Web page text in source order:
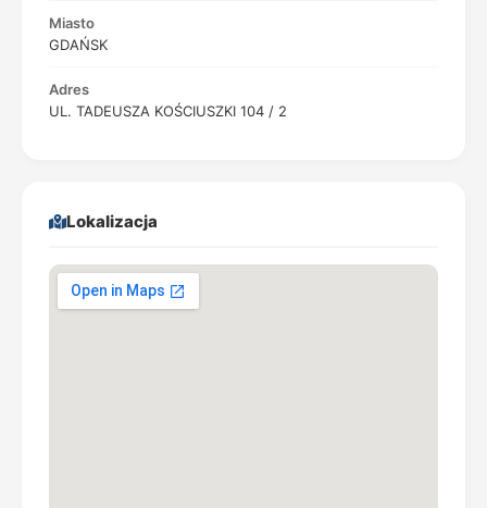
Miasto
GDAŃSK
Adres
UL. TADEUSZA KOŚCIUSZKI 104 / 2
Lokalizacja